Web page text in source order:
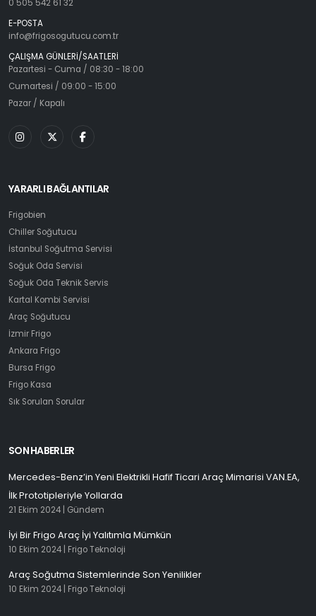
0 505 542 61 32
E-POSTA
info@frigosogutucu.com.tr
ÇALIŞMA GÜNLERİ/SAATLERİ
Pazartesi - Cuma / 08:30 - 18:00
Cumartesi / 09:00 - 15:00
Pazar / Kapalı
YARARLI BAĞLANTILAR
Frigobien
Chiller Soğutucu
İstanbul Soğutma Servisi
Soğuk Oda Servisi
Soğuk Oda Teknik Servis
Kartal Kombi Servisi
Araç Soğutucu
İzmir Frigo
Ankara Frigo
Bursa Frigo
Frigo Kasa
Sık Sorulan Sorular
SON HABERLER
Mercedes-Benz’in Yeni Elektrikli Hafif Ticari Araç Mimarisi VAN.EA,
İlk Prototipleriyle Yollarda
21 Ekim 2024 | Gündem
İyi Bir Frigo Araç İyi Yalıtımla Mümkün
10 Ekim 2024 | Frigo Teknoloji
Araç Soğutma Sistemlerinde Son Yenilikler
10 Ekim 2024 | Frigo Teknoloji